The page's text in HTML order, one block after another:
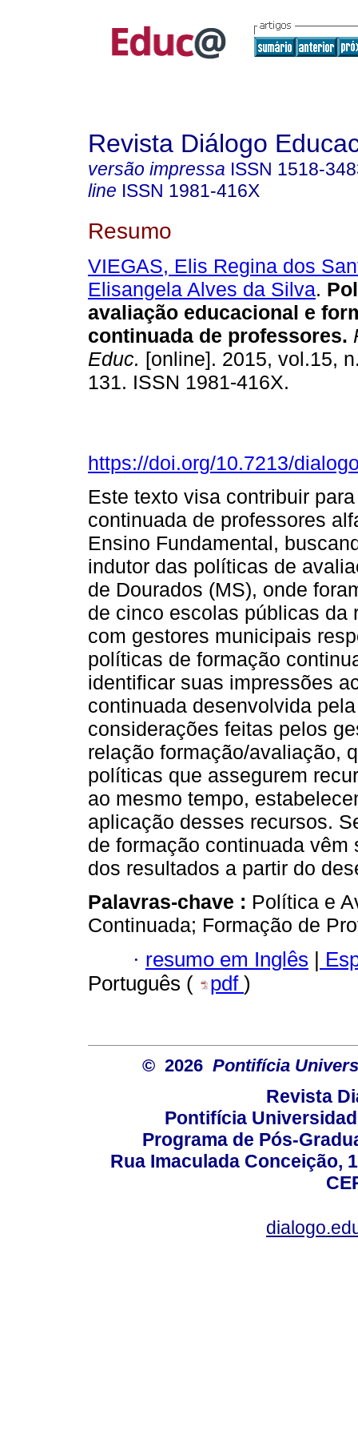
Revista Diálogo
versão impressa ISSN 1518-
line ISSN 1981-416X
Resumo
VIEGAS, Elis Regina dos
Elisangela Alves da Silva.
avaliação educacional e
continuada de professores.
Educ. [online]. 2015, vol.15,
131. ISSN 1981-416X.
https://doi.org/10.7213/
Este texto visa contribuir
continuada de professores
Ensino Fundamental,
indutor das políticas de
de Dourados (MS), onde
de cinco escolas públicas da
com gestores municipais
políticas de formação
identificar suas impressões
continuada desenvolvida
considerações feitas pelos
relação formação/avaliação,
políticas que assegurem
ao mesmo tempo,
aplicação desses recursos.
de formação continuada
dos resultados a partir do
Palavras-chave : Política e
Continuada; Formação de
· resumo em Inglês |
Português (
pdf )
© 2026 Pontifícia
Revista
Pontifícia
Programa de Pós-
Rua Imaculada Conceição,